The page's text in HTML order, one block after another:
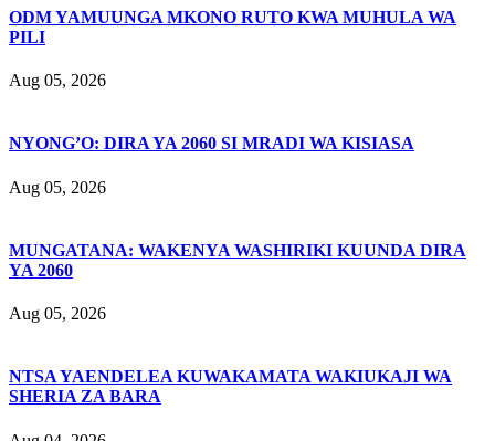
ODM YAMUUNGA MKONO RUTO KWA MUHULA WA
PILI
Aug 05, 2026
NYONG’O: DIRA YA 2060 SI MRADI WA KISIASA
Aug 05, 2026
MUNGATANA: WAKENYA WASHIRIKI KUUNDA DIRA
YA 2060
Aug 05, 2026
NTSA YAENDELEA KUWAKAMATA WAKIUKAJI WA
SHERIA ZA BARA